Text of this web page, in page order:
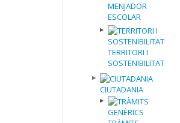
MENJADOR
ESCOLAR
TERRITORI I
SOSTENIBILITAT
CIUTADANIA